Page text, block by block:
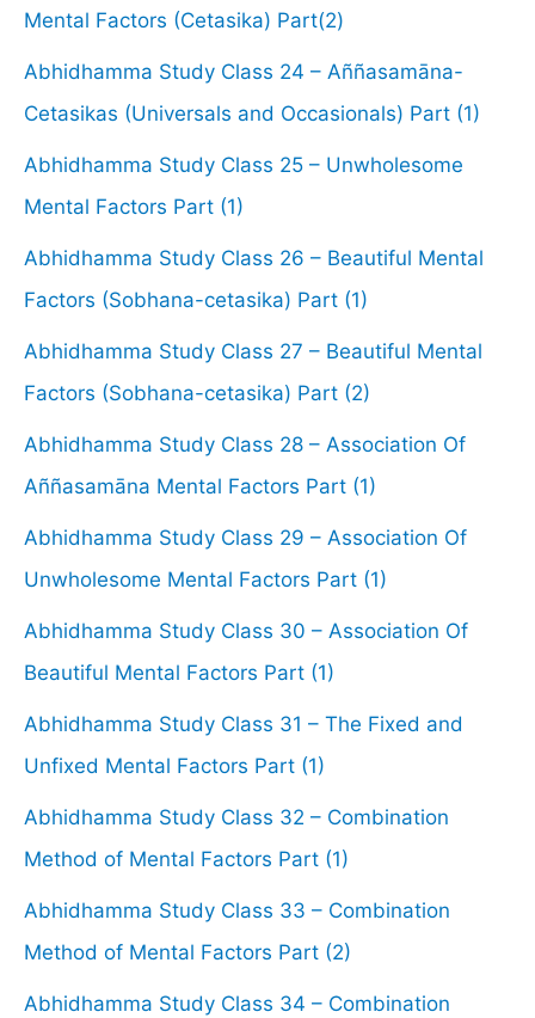
Mental Factors (Cetasika) Part(2)
Abhidhamma Study Class 24 – Aññasamāna-
Cetasikas (Universals and Occasionals) Part (1)
Abhidhamma Study Class 25 – Unwholesome
Mental Factors Part (1)
Abhidhamma Study Class 26 – Beautiful Mental
Factors (Sobhana-cetasika) Part (1)
Abhidhamma Study Class 27 – Beautiful Mental
Factors (Sobhana-cetasika) Part (2)
Abhidhamma Study Class 28 – Association Of
Aññasamāna Mental Factors Part (1)
Abhidhamma Study Class 29 – Association Of
Unwholesome Mental Factors Part (1)
Abhidhamma Study Class 30 – Association Of
Beautiful Mental Factors Part (1)
Abhidhamma Study Class 31 – The Fixed and
Unfixed Mental Factors Part (1)
Abhidhamma Study Class 32 – Combination
Method of Mental Factors Part (1)
Abhidhamma Study Class 33 – Combination
Method of Mental Factors Part (2)
Abhidhamma Study Class 34 – Combination